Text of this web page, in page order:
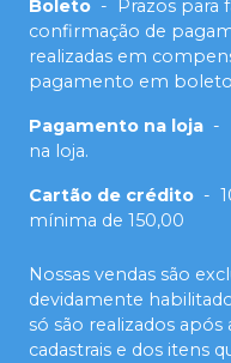
Boleto -
Prazos para
confirmação de
realizadas em
pagamento em
Pagamento na loja -
na loja.
Cartão de crédito -
mínima de 150,00
Nossas vendas são
devidamente
só são realizados
cadastrais e dos itens